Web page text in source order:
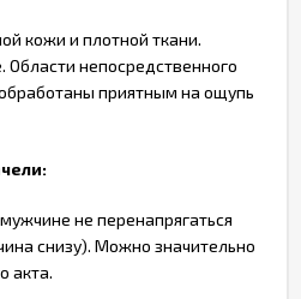
кожи и плотной ткани.
Области непосредственного
приятным на ощупь
не перенапрягаться
снизу). Можно значительно
акта.